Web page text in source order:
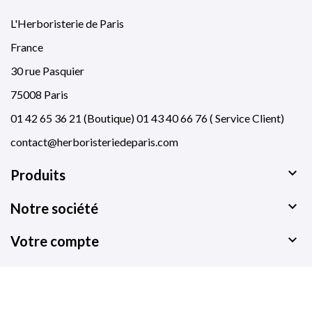
L'Herboristerie de Paris
France
30 rue Pasquier
75008 Paris
01 42 65 36 21 (Boutique) 01 43 40 66 76 ( Service Client)
contact@herboristeriedeparis.com
Produits 
Notre société 
Votre compte 